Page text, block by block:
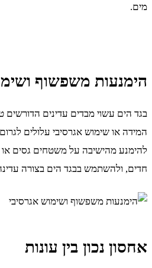
מים.
הימנעות משפשוף
בגד הים עשוי מבדים עדינים הדורשים
המידה או שימוש אגרסיבי עלולים
להימנע מהישיבה על משטחים גסים
חדים, ולהשתמש בבגד הים בצורה
אחסון נכון בין עונות